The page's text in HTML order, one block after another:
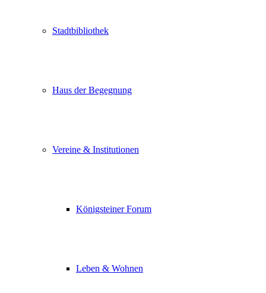
Stadtbibliothek
Haus der Begegnung
Vereine & Institutionen
Königsteiner Forum
Leben & Wohnen